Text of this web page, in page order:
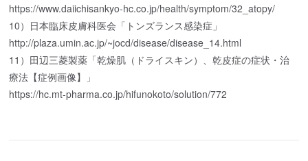
https://www.daiichisankyo-hc.co.jp/health/symptom/32_atopy/
10）日本臨床皮膚科医会「トンズランス感染症」
http://plaza.umin.ac.jp/~jocd/disease/disease_14.html
11）田辺三菱製薬「乾燥肌（ドライスキン）、乾皮症の症状・治
療法【症例画像】」
https://hc.mt-pharma.co.jp/hifunokoto/solution/772